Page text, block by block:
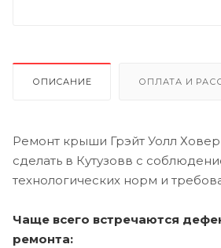
ОПИСАНИЕ ОПЛАТА И
Ремонт крыши Грэйт Уолл
сделать в Кутузовв с
технологических норм и
Чаще всего встречаются
ремонта: